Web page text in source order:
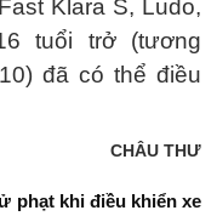
Klara S, Ludo,
tuổi trở (tương
đã có thể điều
CHÂU THƯ
phạt khi điều khiển xe